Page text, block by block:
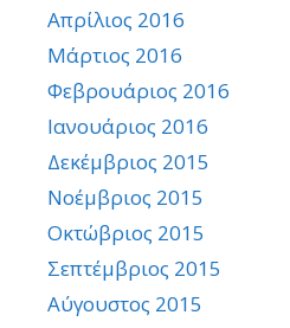
Απρίλιος 2016
Μάρτιος 2016
Φεβρουάριος 2016
Ιανουάριος 2016
Δεκέμβριος 2015
Νοέμβριος 2015
Οκτώβριος 2015
Σεπτέμβριος 2015
Αύγουστος 2015